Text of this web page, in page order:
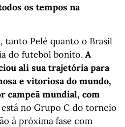
os tempos na
Pelé quanto o Brasil
do futebol bonito. A
ali sua trajetória para
e vitoriosa do mundo,
campeã mundial, com
está no Grupo C do torneio
à próxima fase com